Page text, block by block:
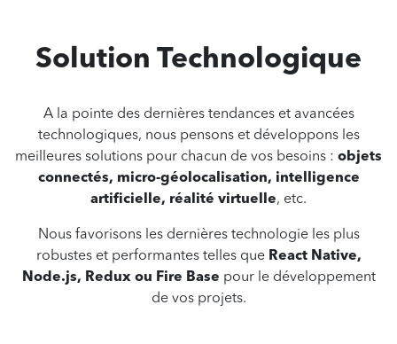
QA, afin de s’assurer du meilleur fonctionnement et de
déceler les éventuelles erreurs pour y apporter les
Le succès d’un projet dépend, en grande partie, de son
ergonomie et de sa fiabilité.
Plus les tests seront poussés, plus l’équipe pourra
l’adapter aux besoins de la cible.
l’étape finale qui consiste à publier le projet et à le livrer.
À ce stade, l’application est déjà prête à la promotion et
à la commercialisation.
Solution Technologique
A la pointe des dernières tendances et avancées
technologiques, nous pensons et développons les
meilleures solutions pour chacun de vos besoins : objets
connectés, micro-géolocalisation, intelligence
artificielle, réalité virtuelle, etc.
Nous favorisons les dernières technologie les plus
robustes et performantes telles que React Native,
Node.js, Redux ou Fire Base pour le développement
de vos projets.